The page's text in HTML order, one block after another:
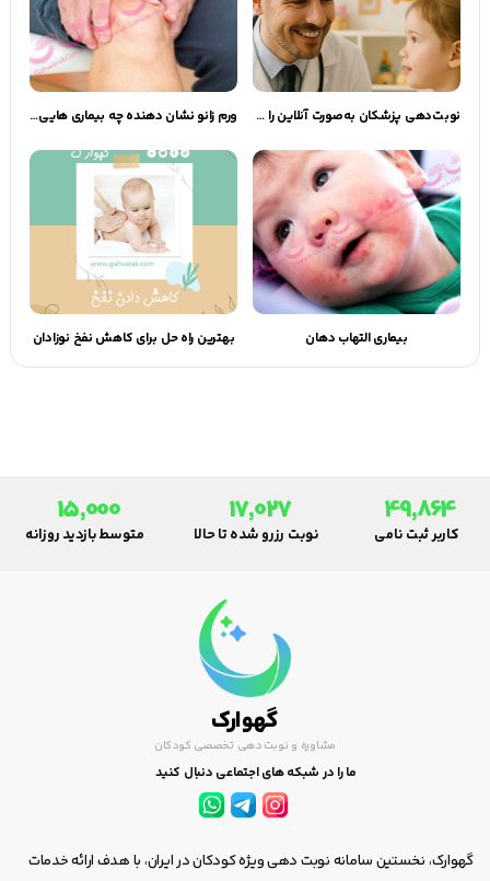
نوبت‌دهی پزشکان به‌صورت آنلاین را فقط از گهوارک بخواهید! ورم زانو نشان دهنده چه بیماری هایی است؟
بیماری التهاب دهان بهترین راه حل برای کاهش نفخ نوزادان
49,864
کاربر ثبت نامی
17,027
نوبت رزرو شده تا حالا
15,000
متوسط بازدید روزانه
گهوارک
مشاوره و نوبت دهی تخصصی کودکان
ما را در شبکه های اجتماعی دنبال کنید
گهوارک، نخستین سامانه نوبت دهی ویژه کودکان در ایران، با هدف ارائه خدمات